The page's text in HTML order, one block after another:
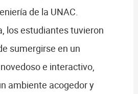
de la UNAC.
los estudiantes tuvieron
sumergirse en un
e interactivo,
ambiente acogedor y